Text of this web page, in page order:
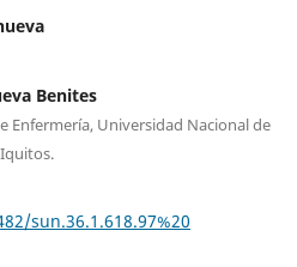
Benites
Enfermería, Universidad Nacional de
sun.36.1.618.97%20